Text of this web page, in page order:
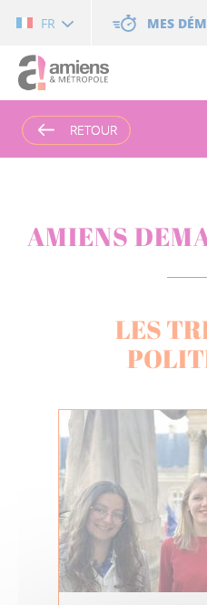
FR MES
RETOUR
RETOUR
AMIENS
LES